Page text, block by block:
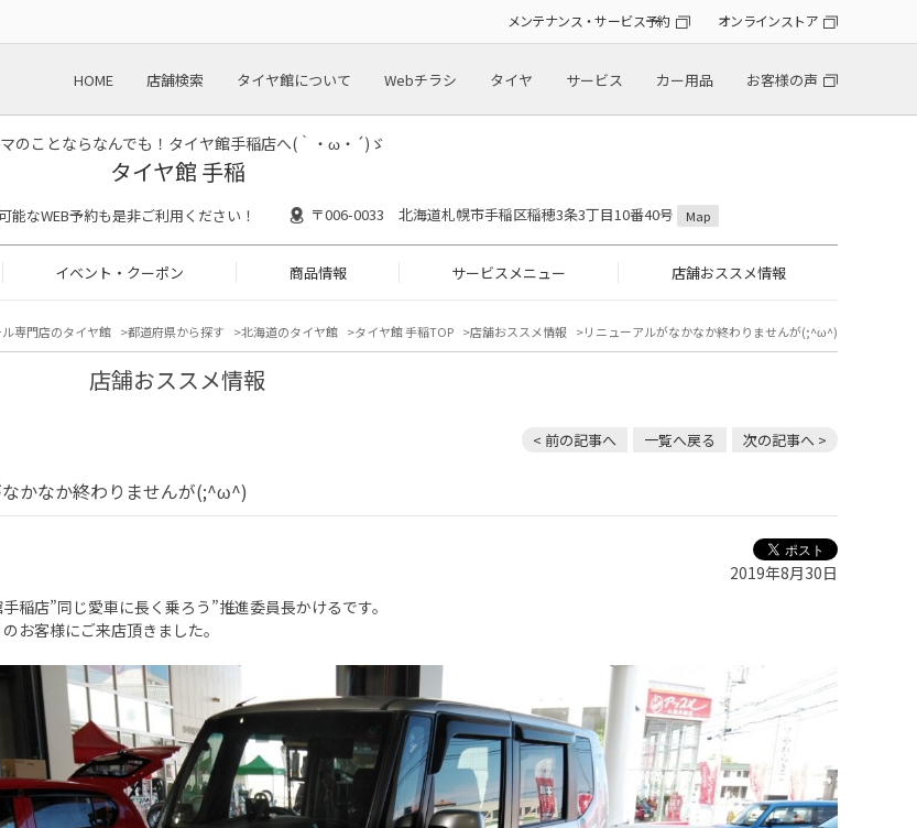
メンテナンス・サービス予約 オンラインストア
HOME 店舗検索 タイヤ館について Webチラシ タイヤ サービス カー用品 お客様の声
のことならなんでも！タイヤ館手稲店へ(｀・ω・´)ゞ
タイヤ館 手稲
なWEB予約も是非ご利用ください！ 〒006-0033 北海道札幌市手稲区稲穂3条3丁目10番40号 Map
イベント・クーポン 商品情報 サービスメニュー 店舗おススメ情報
専門店のタイヤ館 都道府県から探す 北海道のタイヤ館 タイヤ館 手稲TOP 店舗おススメ情報 リニューアルがなかなか終わりませんが(;^ω^)
店舗おススメ情報
< 前の記事へ 一覧へ戻る 次の記事へ >
なかなか終わりませんが(;^ω^)
2019年8月30日
稲店”同じ愛車に長く乗ろう”推進委員長かけるです。
お客様にご来店頂きました。